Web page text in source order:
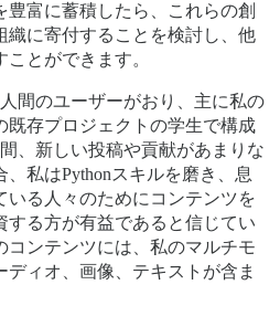
豊富に蓄積したら、これらの創
織に寄付することを検討し、他
とができます。
間のユーザーがおり、主に私の
既存プロジェクトの学生で構成
、新しい投稿や貢献があまりな
私はPythonスキルを磨き、息
いる人々のためにコンテンツを
する方が有益であると信じてい
コンテンツには、私のマルチモ
ィオ、画像、テキストが含ま